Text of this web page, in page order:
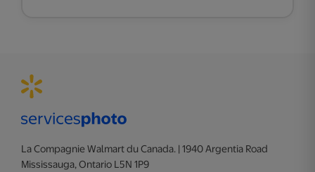
La Compagnie Walmart du Canada. | 1940 Argentia Road
Mississauga, Ontario L5N 1P9